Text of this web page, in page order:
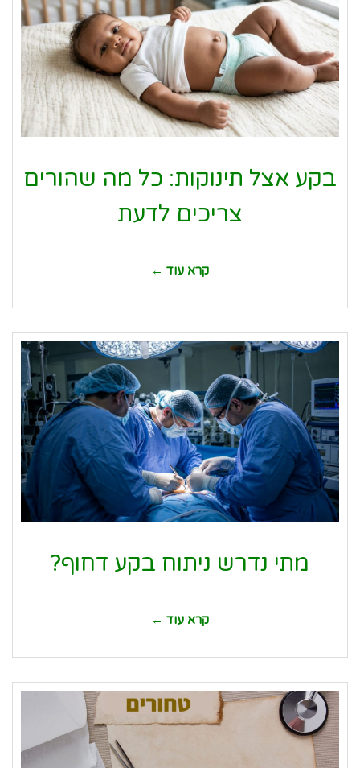
בקע אצל תינוקות: כל מה שהורים
צריכים לדעת
קרא עוד ←
מתי נדרש ניתוח בקע דחוף?
קרא עוד ←